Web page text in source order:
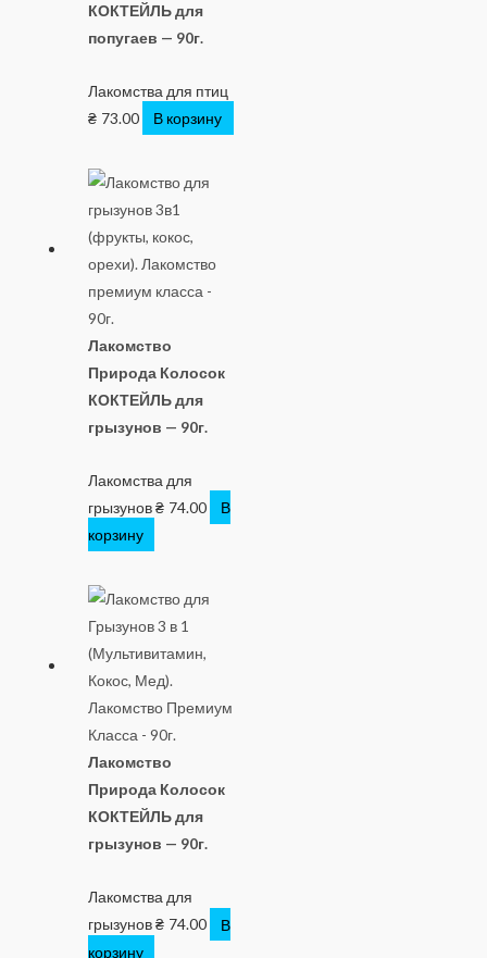
КОКТЕЙЛЬ для
попугаев — 90г.
Лакомства для птиц
₴ 73.00 В корзину
Лакомство
Природа Колосок
КОКТЕЙЛЬ для
грызунов — 90г.
Лакомства для
грызунов₴ 74.00
В
корзину
Лакомство
Природа Колосок
КОКТЕЙЛЬ для
грызунов — 90г.
Лакомства для
грызунов₴ 74.00
В
корзину